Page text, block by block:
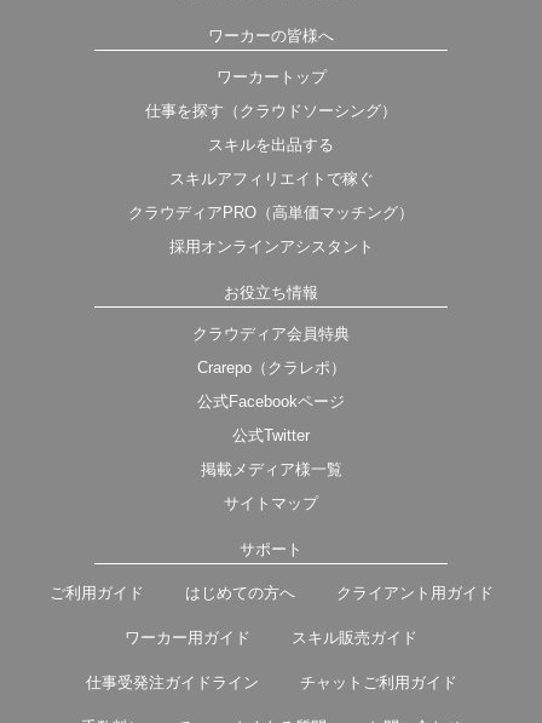
ワーカーの皆様へ
ワーカートップ
仕事を探す（クラウドソーシング）
スキルを出品する
スキルアフィリエイトで稼ぐ
クラウディアPRO（高単価マッチング）
採用オンラインアシスタント
お役立ち情報
クラウディア会員特典
Crarepo（クラレポ）
公式Facebookページ
公式Twitter
掲載メディア様一覧
サイトマップ
サポート
ご利用ガイド はじめての方へ クライアント用ガイド
ワーカー用ガイド スキル販売ガイド
仕事受発注ガイドライン チャットご利用ガイド